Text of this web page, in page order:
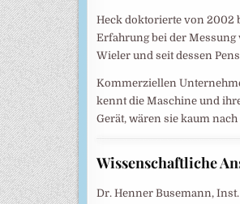
Heck doktorierte von 2002
Erfahrung bei der
Wieler und seit dessen
Kommerziellen
kennt die Maschine und
Gerät, wären sie kaum
Wissenschaftliche
Dr. Henner Busemann, Inst.